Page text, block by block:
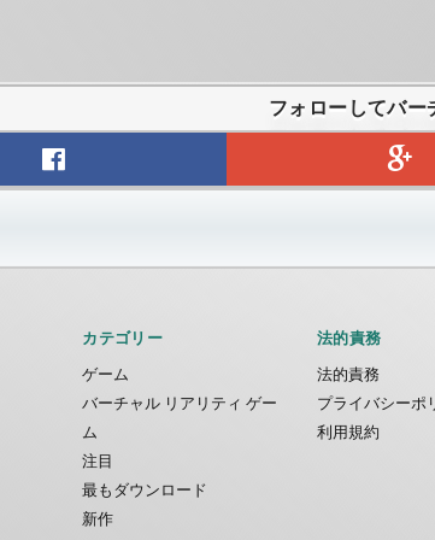
フォローしてバー
カテゴリー
ゲーム
バーチャル リアリティ ゲー
ム
注目
最もダウンロード
新作
法的責務
法的責務
プライバシーポ
利用規約